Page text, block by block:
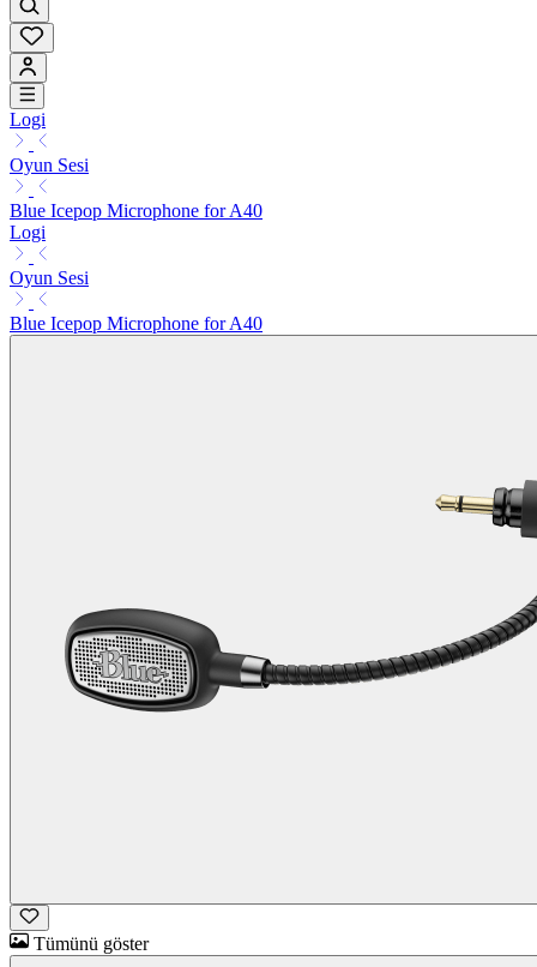
Logi
Oyun Sesi
Blue Icepop Microphone for A40
Logi
Oyun Sesi
Blue Icepop Microphone for A40
Tümünü göster